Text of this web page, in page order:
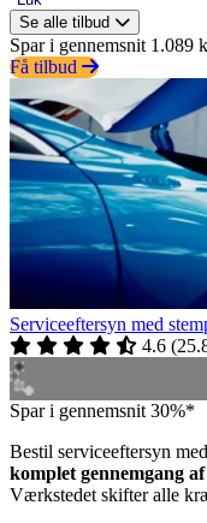
Se alle tilbud
Spar i gennemsnit 1.089
Få tilbud
Serviceeftersyn med
4.6 (
Spar i gennemsnit 30%*
Bestil serviceeftersyn
komplet gennemgang
Værkstedet skifter alle